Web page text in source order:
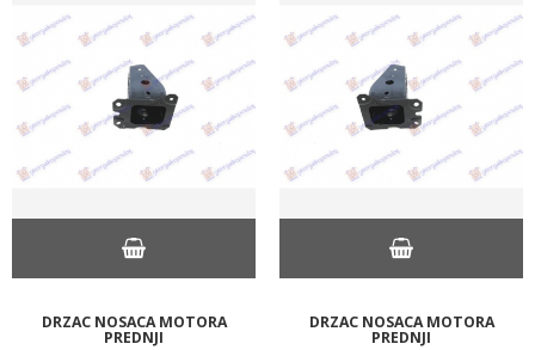
DRZAC NOSACA MOTORA
PREDNJI
DRZAC NOSACA MOTORA
PREDNJI